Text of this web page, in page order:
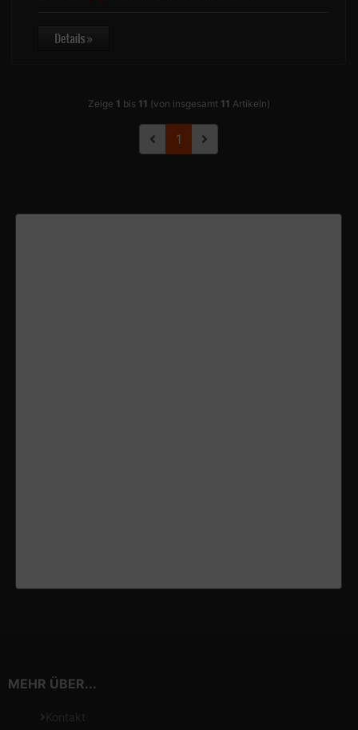
Zeige 1 bis 11 (von insgesamt 11 Artikeln)
1
MEHR ÜBER...
Kontakt